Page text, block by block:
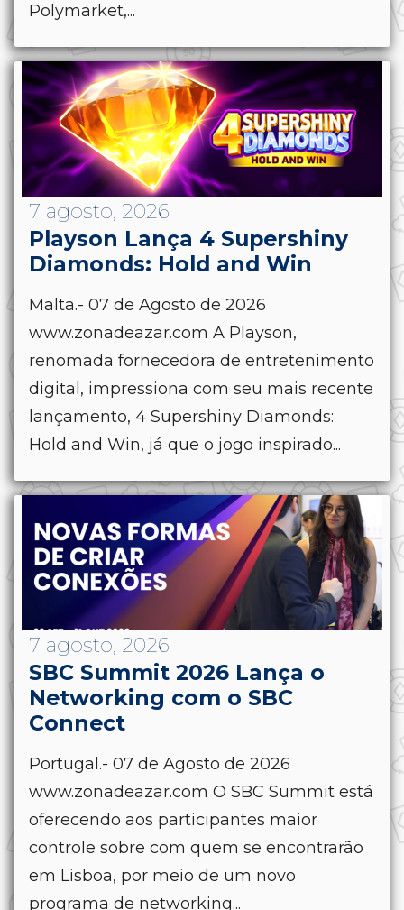
Polymarket,...
7 agosto, 2026
Playson Lança 4 Supershiny
Diamonds: Hold and Win
Malta.- 07 de Agosto de 2026
www.zonadeazar.com A Playson,
renomada fornecedora de entretenimento
digital, impressiona com seu mais recente
lançamento, 4 Supershiny Diamonds:
Hold and Win, já que o jogo inspirado...
7 agosto, 2026
SBC Summit 2026 Lança o
Networking com o SBC
Connect
Portugal.- 07 de Agosto de 2026
www.zonadeazar.com O SBC Summit está
oferecendo aos participantes maior
controle sobre com quem se encontrarão
em Lisboa, por meio de um novo
programa de networking...